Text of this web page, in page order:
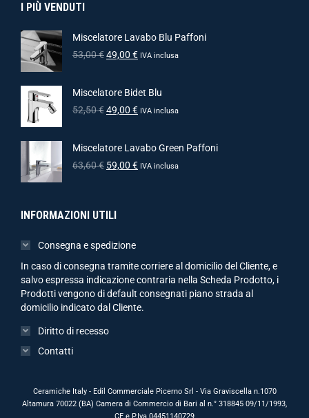
I PIÙ VENDUTI
Miscelatore Lavabo Blu Paffoni
53,00€49,00 € IVA inclusa
Miscelatore Bidet Blu
52,50€49,00 € IVA inclusa
Miscelatore Lavabo Green Paffoni
63,60€ 59,00 € IVA inclusa
INFORMAZIONI UTILI
Consegna e spedizione
In caso di consegna tramite corriere al domicilio del Cliente, e
salvo espressa indicazione contraria nella Scheda Prodotto, i
Prodotti vengono di default consegnati piano strada al
domicilio indicato dal Cliente.
Diritto di recesso
Contatti
Ceramiche Italy - Edil Commerciale Picerno Srl - Via Graviscella n.1070
Altamura 70022 (BA) Camera di Commercio di Bari al n.° 318845 09/11/1993,